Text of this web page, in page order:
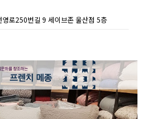
로250번길 9 세이브존 울산점 5층